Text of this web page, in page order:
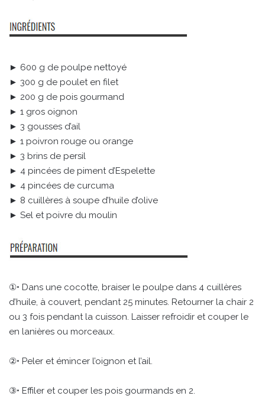
► 600 g de poulpe nettoyé
► 300 g de poulet en filet
► 200 g de pois gourmand
► 1 gros oignon
► 3 gousses d’ail
► 1 poivron rouge ou orange
► 3 brins de persil
► 4 pincées de piment d’Espelette
► 4 pincées de curcuma
► 8 cuillères à soupe d’huile d’olive
► Sel et poivre du moulin
①• Dans une cocotte, braiser le poulpe dans 4 cuillères
d’huile, à couvert, pendant 25 minutes. Retourner la chair 2
ou 3 fois pendant la cuisson. Laisser refroidir et couper le
en lanières ou morceaux.
②• Peler et émincer l’oignon et l’ail.
③• Effiler et couper les pois gourmands en 2.